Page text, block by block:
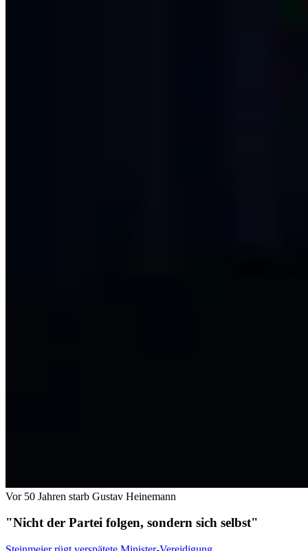
Vor 50 Jahren starb Gustav Heinemann
"Nicht der Partei folgen, sondern sich selbst"